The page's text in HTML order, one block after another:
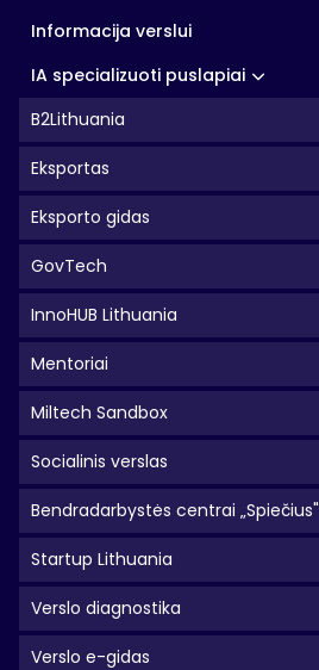
Informacija verslui
IA specializuoti puslapiai
B2Lithuania
Eksportas
Eksporto gidas
GovTech
InnoHUB Lithuania
Mentoriai
Miltech Sandbox
Socialinis verslas
Bendradarbystės centrai „Spiečius"
Startup Lithuania
Verslo diagnostika
Verslo e-gidas